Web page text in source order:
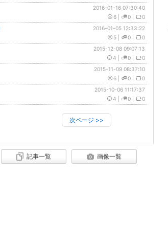
2016-01-16 07:30:40
6
0 0
2016-01-05 12:33:22
5
0 0
2015-12-08 09:07:13
4
0 0
2015-11-09 08:37:10
6
0 0
2015-10-06 11:17:37
4
0 0
次ページ >>
記事一覧 画像一覧